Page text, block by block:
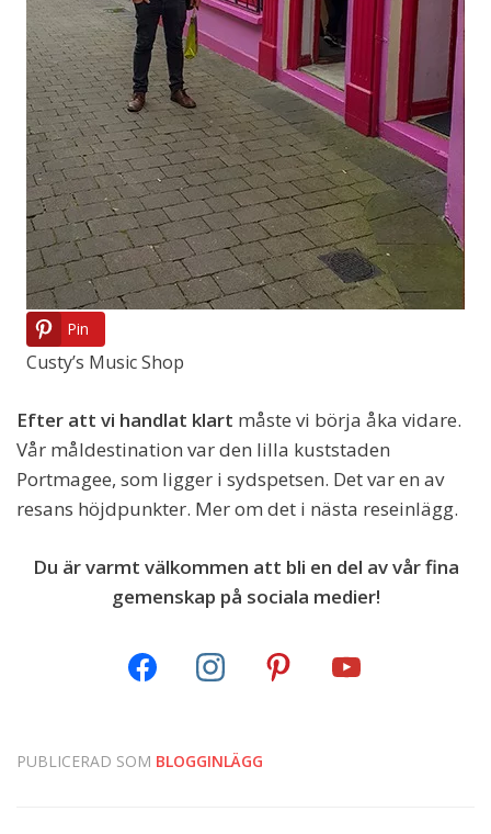
Pin
Custy’s Music Shop
Efter att vi handlat klart måste vi börja åka vidare.
Vår måldestination var den lilla kuststaden
Portmagee, som ligger i sydspetsen. Det var en av
resans höjdpunkter. Mer om det i nästa reseinlägg.
Du är varmt välkommen att bli en del av vår fina
gemenskap på sociala medier!
PUBLICERAD SOM BLOGGINLÄGG